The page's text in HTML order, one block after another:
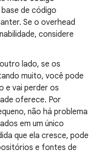
de código
Se o overhead
considere
lado, se os
muito, você pode
e vai perder os
oferece. Por
não há problema
em um único
que ela cresce, pode
e fontes de